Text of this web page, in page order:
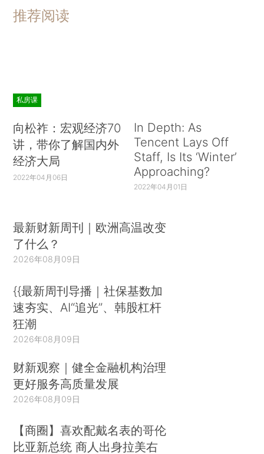
推荐阅读
私房课
向松祚：宏观经济70
讲，带你了解国内外
经济大局
2022年04月06日
In Depth: As
Tencent Lays Off
Staff, Is Its ‘Winter’
Approaching?
2022年04月01日
最新财新周刊｜欧洲高温改变
了什么？
2026年08月09日
{{最新周刊导播｜社保基数加
速夯实、AI“追光”、韩股杠杆
狂潮
2026年08月09日
财新观察｜健全金融机构治理
更好服务高质量发展
2026年08月09日
【商圈】喜欢配戴名表的哥伦
比亚新总统 商人出身拉美右